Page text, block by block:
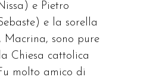
e Pietro
e la sorella
Macrina, sono pure
Chiesa cattolica
molto amico di